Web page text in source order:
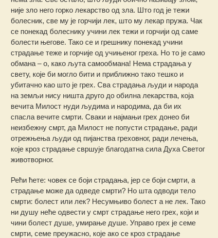
није зло него горко лекарство од зла. Што год је тежи
болесник, све му је горчији лек, што му лекар пружа. Чак
се понекад болеснику учини лек тежи и горчији од саме
болести његове. Тако се и грешнику понекад учини
страдање теже и горчије од учињеног греха. Но то је само
обмана – о, како љута самообмана! Нема страдања у
свету, које би могло бити и приближно тако тешко и
убитачно као што је грех. Сва страдања људи и народа
на земљи нису ништа друго до обилна лекарства, која
вечита Милост нуди људима и народима, да би их
спасла вечите смрти. Сваки и најмањи грех донео би
неизбежну смрт, да Милост не попусти страдање, ради
отрежњења људи од пијанства греховног, ради лечења,
које кроз страдање свршује благодатна сила Духа Светог
животворног.
Рећи ћете: човек се боји страдања, јер се боји смрти, а
страдање може да одведе смрти? Но шта одводи тело
смрти: болест или лек? Несумњиво болест а не лек. Тако
ни душу неће одвести у смрт страдање него грех, који и
чини болест душе, умирање душе. Управо грех је семе
смрти, семе преужасно, које ако се кроз страдање